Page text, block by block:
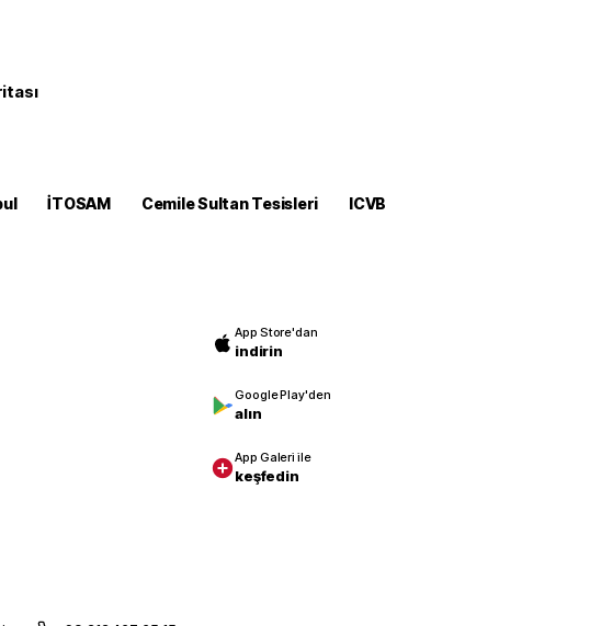
İTOSAM Cemile Sultan Tesisleri
ICVB
App Store'dan
indirin
Google Play'den
alın
App Galeri ile
keşfedin